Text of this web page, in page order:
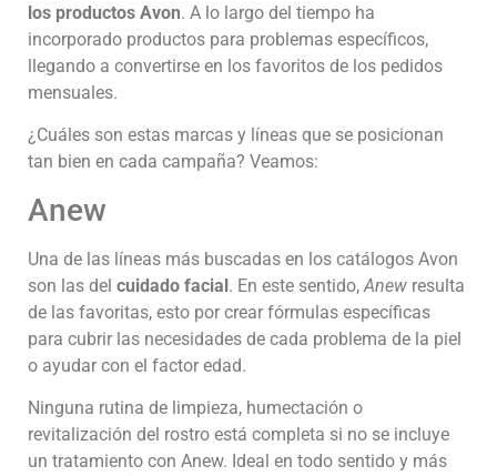
los productos Avon. A lo largo del tiempo ha
incorporado productos para problemas específicos,
llegando a convertirse en los favoritos de los pedidos
mensuales.
¿Cuáles son estas marcas y líneas que se posicionan
tan bien en cada campaña? Veamos:
Anew
Una de las líneas más buscadas en los catálogos Avon
son las del cuidado facial. En este sentido, Anew resulta
de las favoritas, esto por crear fórmulas específicas
para cubrir las necesidades de cada problema de la piel
o ayudar con el factor edad.
Ninguna rutina de limpieza, humectación o
revitalización del rostro está completa si no se incluye
un tratamiento con Anew. Ideal en todo sentido y más